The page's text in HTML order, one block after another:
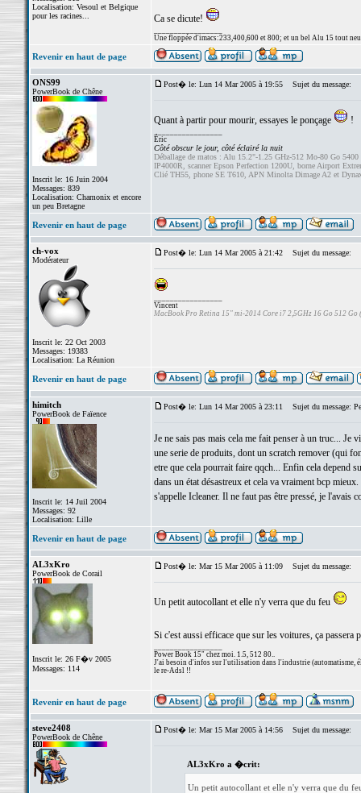
Localisation: Vesoul et Belgique
pour les racines...
Ca se dicute!
Une floppée d'imacs:233,400,600 et 800; et un bel Alu 15 tout
Revenir en haut de page
ONS99
PowerBook de Chêne
Inscrit le: 16 Juin 2004
Messages: 839
Localisation: Chamonix et encore
un peu Bretagne
Post� le: Lun 14 Mar 2005 à 19:55 Sujet du message:
Quant à partir pour mourir, essayes le ponçage !
Éric
Côté obscur le jour, côté éclairé la nuit
Déballage de matos : Alu 15.2"-1.25 GHz-512 Mo-80 Go
IP4000R, scanner Epson Perfection 1200U, borne Airport
Clié TH55, phone SE T610, APN Minolta Dimage A2 et
Revenir en haut de page
ch-vox
Modérateur
Inscrit le: 22 Oct 2003
Messages: 19383
Localisation: La Réunion
Post� le: Lun 14 Mar 2005 à 21:42 Sujet du message:
Vincent
MacBook Pro Retina 15" mi-2014 Core i7 2,5GHz 16 Go 512 Go
Revenir en haut de page
himitch
PowerBook de Faïence
Inscrit le: 14 Juil 2004
Messages: 92
Localisation: Lille
Post� le: Lun 14 Mar 2005 à 23:11 Sujet du message:
Je ne sais pas mais cela me fait penser à un truc...
une serie de produits, dont un scratch remover (qui
etre que cela pourrait faire qqch... Enfin cela depend
dans un état désastreux et cela va vraiment bcp
s'appelle Icleaner. Il ne faut pas être pressé, je l'avais
Revenir en haut de page
AL3xKro
PowerBook de Corail
Inscrit le: 26 F�v 2005
Messages: 114
Post� le: Mar 15 Mar 2005 à 11:09 Sujet du message:
Un petit autocollant et elle n'y verra que du feu
Si c'est aussi efficace que sur les voitures, ça
Power Book 15" chez moi. 1.5, 512 80..
J'ai besoin d'infos sur l'utilisation dans l'industrie (automatisme,
le re-Adsl !!
Revenir en haut de page
steve2408
PowerBook de Chêne
Post� le: Mar 15 Mar 2005 à 14:56 Sujet du message:
AL3xKro a �crit:
Un petit autocollant et elle n'y verra que du